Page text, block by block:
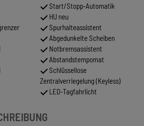
Start/Stopp-Automatik
HU neu
Spurhalteassistent
Abgedunkelte Scheiben
Notbremsassistent
Abstandstempomat
Schlüssellose
Zentralverriegelung (Keyless)
LED-Tagfahrlicht